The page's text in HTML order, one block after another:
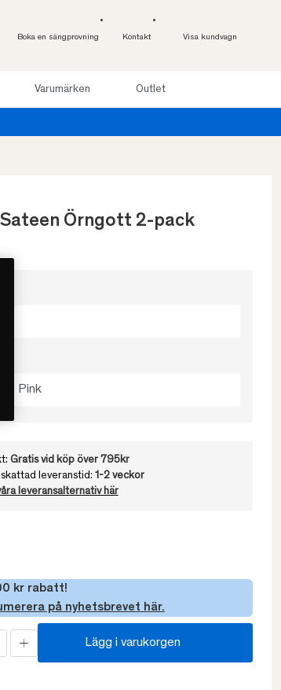
Boka en sängprovning Kontakt Visa kundvagn
Varumärken Outlet
Örngott 2-pack
Pink
Gratis vid köp över 795kr
leveranstid: 1-2 veckor
leveransalternativ här
kr rabatt!
på nyhetsbrevet här.
Lägg i varukorgen